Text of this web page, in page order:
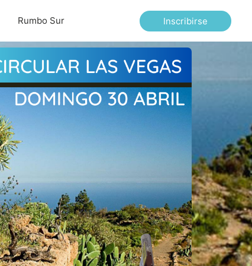
Rumbo Sur Inscribirse